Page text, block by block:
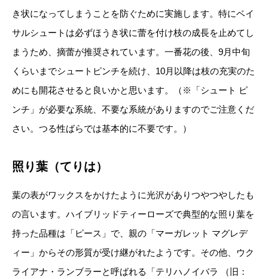
き状になってしまうことを防ぐために実施します。特にベイ
サルシュートは必ずほうき状に蕾を付け枝の成長を止めてし
まうため、摘蕾が推奨されています。一番花の後、9月中旬
くらいまでシュートピンチを続け、10月以降は枝の充実のた
めにも開花させると良いかと思います。（※「シュート ピ
ンチ」が必要な系統、不要な系統がありますのでご注意くだ
さい。つる性ばらでは基本的に不要です。）
照り葉（てりは）
葉の表がワックスをかけたように光沢がありつやつやしたも
の言います。ハイブリッドティーローズで典型的な照り葉を
持った品種は「ピース」で、親の「マーガレット マグレデ
ィー」からその形質が受け継がれたようです。その他、ウク
ライアナ・ランブラーと呼ばれる「テリハノイバラ （旧：